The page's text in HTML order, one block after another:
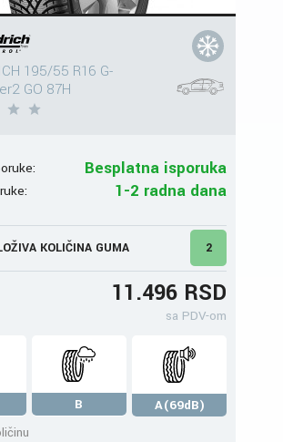
195/55 R16 G-
GO 87H
Besplatna isporuka
1-2 radna dana
KOLIČINA GUMA 2
11.496 RSD
sa PDV-om
B
A(69dB)